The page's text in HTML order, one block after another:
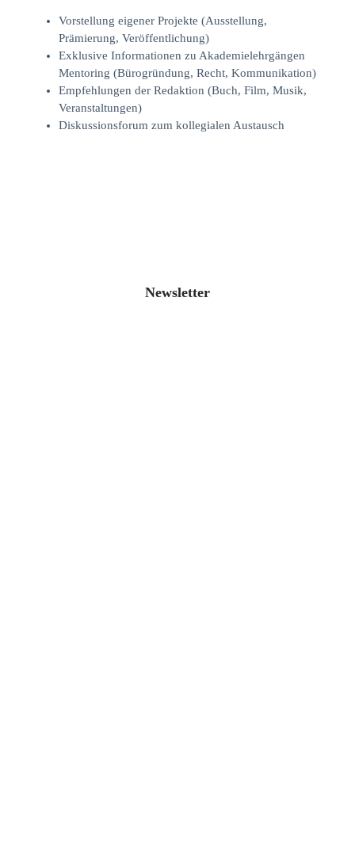
Vorstellung eigener Projekte (Ausstellung,
Prämierung, Veröffentlichung)
Exklusive Informationen zu Akademielehrgängen
Mentoring (Bürogründung, Recht, Kommunikation)
Empfehlungen der Redaktion (Buch, Film, Musik,
Veranstaltungen)
Diskussionsforum zum kollegialen Austausch
Newsletter